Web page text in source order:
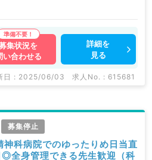
集状況を
い合わせる
詳細を
見る
日 : 2025/06/03 求人No. : 615681
募集停止
神科病院でのゆったりめ日当直
全身管理できる先生歓迎（科